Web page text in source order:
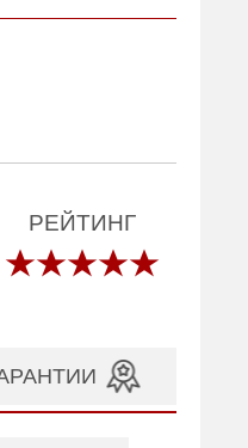
РЕЙТИНГ